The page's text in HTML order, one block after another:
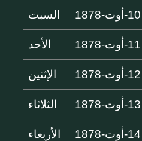
10-أوت-1878 السبت
11-أوت-1878 الأحد
12-أوت-1878 الإثنين
13-أوت-1878 الثلاثاء
14-أوت-1878 الأربعاء